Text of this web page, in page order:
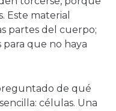
Este material
partes del cuerpo;
que no haya
de qué
células. Una